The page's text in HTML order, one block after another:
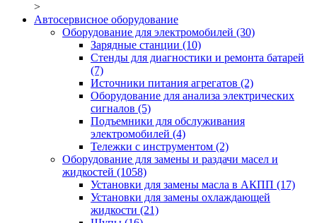
>
Автосервисное оборудование
Оборудование для электромобилей (30)
Зарядные станции (10)
Стенды для диагностики и ремонта батарей
(7)
Источники питания агрегатов (2)
Оборудование для анализа электрических
сигналов (5)
Подъемники для обслуживания
электромобилей (4)
Тележки с инструментом (2)
Оборудование для замены и раздачи масел и
жидкостей (1058)
Установки для замены масла в АКПП (17)
Установки для замены охлаждающей
жидкости (21)